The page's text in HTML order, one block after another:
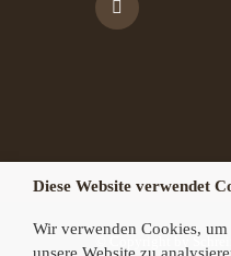
© Copyright by
Diese Website verwendet
Wir verwenden Cookies,